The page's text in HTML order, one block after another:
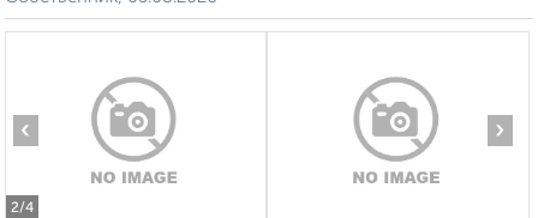
2/4
‹ ›